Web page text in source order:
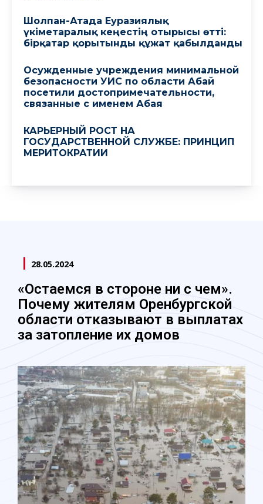
Шолпан-Атада Еуразиялық
үкіметаралық кеңестің отырысы өтті:
бірқатар қорытынды құжат қабылданды
Осужденные учреждения минимальной
безопасности УИС по области Абай
посетили достопримечательности,
связанные с именем Абая
КАРЬЕРНЫЙ РОСТ НА
ГОСУДАРСТВЕННОЙ СЛУЖБЕ: ПРИНЦИП
МЕРИТОКРАТИИ